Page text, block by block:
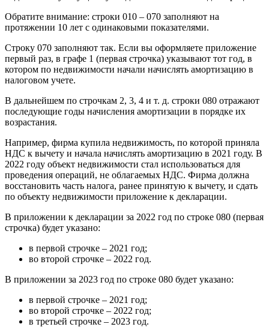
Обратите внимание: строки 010 – 070 заполняют на
протяжении 10 лет с одинаковыми показателями.
Строку 070 заполняют так. Если вы оформляете приложение
первый раз, в графе 1 (первая строчка) указывают тот год, в
котором по недвижимости начали начислять амортизацию в
налоговом учете.
В дальнейшем по строчкам 2, 3, 4 и т. д. строки 080 отражают
последующие годы начисления амортизации в порядке их
возрастания.
Например, фирма купила недвижимость, по которой приняла
НДС к вычету и начала начислять амортизацию в 2021 году. В
2022 году объект недвижимости стал использоваться для
проведения операций, не облагаемых НДС. Фирма должна
восстановить часть налога, ранее принятую к вычету, и сдать
по объекту недвижимости приложение к декларации.
В приложении к декларации за 2022 год по строке 080 (первая
строчка) будет указано:
в первой строчке – 2021 год;
во второй строчке – 2022 год.
В приложении за 2023 год по строке 080 будет указано:
в первой строчке – 2021 год;
во второй строчке – 2022 год;
в третьей строчке – 2023 год.